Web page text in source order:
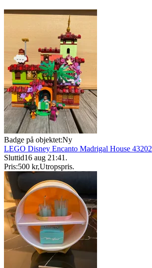
Badge på objektet:Ny
LEGO Disney Encanto Madrigal House 43202
Sluttid16 aug 21:41 .
Pris:500 kr,Utropspris.